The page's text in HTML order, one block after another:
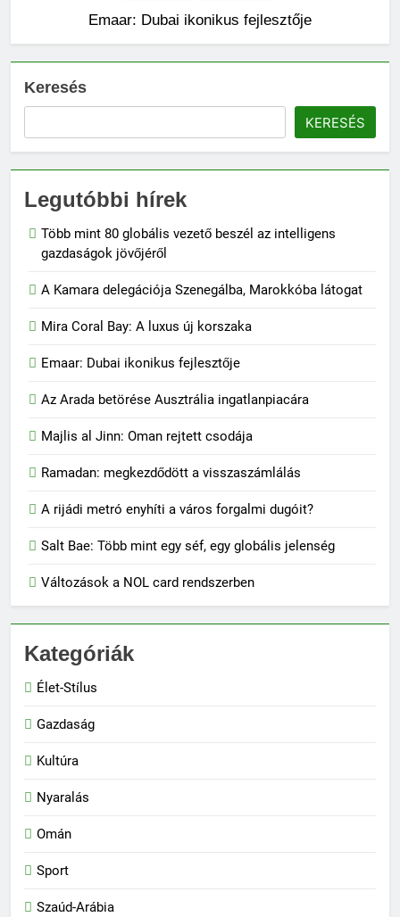
Emaar: Dubai ikonikus fejlesztője
Keresés
KERESÉS
Legutóbbi hírek
Több mint 80 globális vezető beszél az intelligens
gazdaságok jövőjéről
A Kamara delegációja Szenegálba, Marokkóba látogat
Mira Coral Bay: A luxus új korszaka
Emaar: Dubai ikonikus fejlesztője
Az Arada betörése Ausztrália ingatlanpiacára
Majlis al Jinn: Oman rejtett csodája
Ramadan: megkezdődött a visszaszámlálás
A rijádi metró enyhíti a város forgalmi dugóit?
Salt Bae: Több mint egy séf, egy globális jelenség
Változások a NOL card rendszerben
Kategóriák
Élet-Stílus
Gazdaság
Kultúra
Nyaralás
Omán
Sport
Szaúd-Arábia